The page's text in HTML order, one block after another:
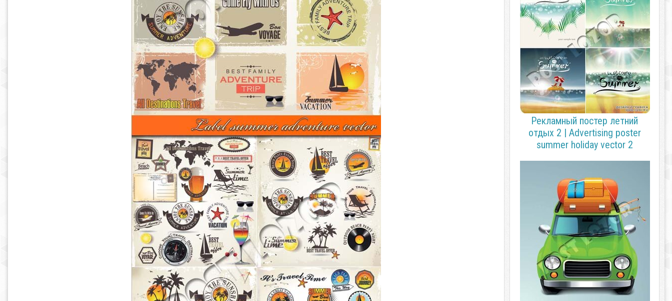
Рекламный постер летний
отдых 2 | Advertising poster
summer holiday vector 2